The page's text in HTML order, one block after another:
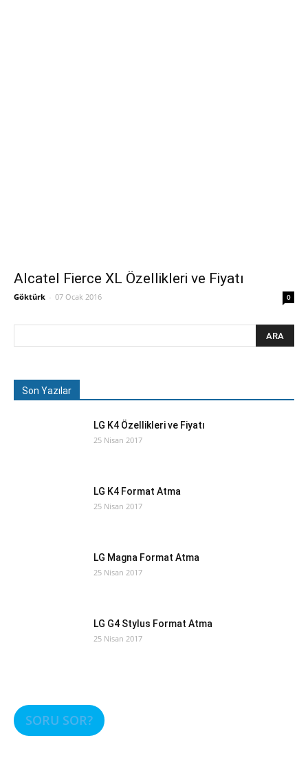
Alcatel Fierce XL Özellikleri ve Fiyatı
Göktürk - 07 Ocak 2016 0
Son Yazılar
LG K4 Özellikleri ve Fiyatı
25 Nisan 2017
LG K4 Format Atma
25 Nisan 2017
LG Magna Format Atma
25 Nisan 2017
LG G4 Stylus Format Atma
25 Nisan 2017
SORU SOR?